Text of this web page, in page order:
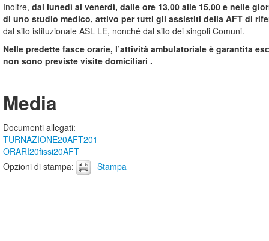
Inoltre, dal lunedì al venerdì, dalle ore 13,00 alle 15,00 e nelle
di uno studio medico, attivo per tutti gli assistiti della AFT di
dal sito istituzionale ASL LE, nonché dal sito dei singoli Comuni.
Nelle predette fasce orarie, l’attività ambulatoriale è garantita
non sono previste visite domiciliari .
Media
Documenti allegati:
TURNAZIONE20AFT201
ORARI20fissi20AFT
Opzioni di stampa: Stampa